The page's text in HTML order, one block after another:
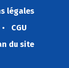
légales
CGU
du site